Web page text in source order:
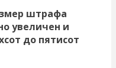
штрафа
увеличен и
до пятисот